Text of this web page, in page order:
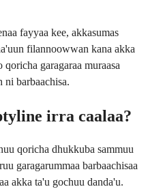
fayyaa kee, akkasumas
filannoowwan kana akka
garagaraa muraasa
ni barbaachisa.
irra caalaa?
qoricha dhukkuba sammuu
garagarummaa barbaachisaa
akka ta'u gochuu danda'u.